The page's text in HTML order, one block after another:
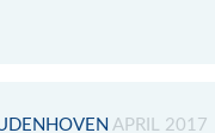
APRIL 2017